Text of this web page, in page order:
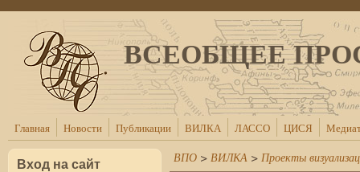
Перейти к основному содержанию
ВСЕОБЩЕЕ
Главная Новости Публикации ВИЛКА ЛАССО ЦИСЯ
Вход на сайт ВПО > ВИЛКА > Проекты